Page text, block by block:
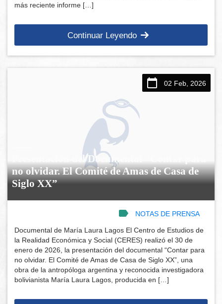
más reciente informe […]
Continuar Leyendo
02 Feb, 2026
Presentación del Documental “Contar para
no olvidar. El Comité de Amas de Casa de
Siglo XX”
NOTAS DE PRENSA
Documental de María Laura Lagos El Centro de Estudios de
la Realidad Económica y Social (CERES) realizó el 30 de
enero de 2026, la presentación del documental “Contar para
no olvidar. El Comité de Amas de Casa de Siglo XX”, una
obra de la antropóloga argentina y reconocida investigadora
bolivianista María Laura Lagos, producida en […]